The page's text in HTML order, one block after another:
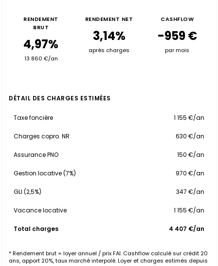
RENDEMENT
BRUT
4,97%
13 860 €/an
RENDEMENT NET
3,14%
après charges
CASHFLOW
-959 €
par mois
DÉTAIL DES CHARGES ESTIMÉES
Taxe foncière 1 155 €/an
Charges copro. NR 630 €/an
Assurance PNO 150 €/an
Gestion locative (7%) 970 €/an
GLI (2,5%) 347 €/an
Vacance locative 1 155 €/an
Total charges 4 407 €/an
* Rendement brut = loyer annuel / prix FAI. Cashflow calculé sur crédit 20
ans, apport 20%, taux marché interpolé. Loyer et charges estimés depuis